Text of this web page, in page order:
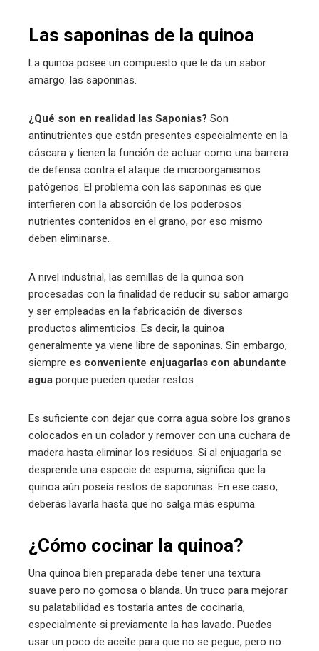
Las saponinas de la quinoa
La quinoa posee un compuesto que le da un sabor
amargo: las saponinas.
¿Qué son en realidad las Saponias? Son
antinutrientes que están presentes especialmente en la
cáscara y tienen la función de actuar como una barrera
de defensa contra el ataque de microorganismos
patógenos. El problema con las saponinas es que
interfieren con la absorción de los poderosos
nutrientes contenidos en el grano, por eso mismo
deben eliminarse.
A nivel industrial, las semillas de la quinoa son
procesadas con la finalidad de reducir su sabor amargo
y ser empleadas en la fabricación de diversos
productos alimenticios. Es decir, la quinoa
generalmente ya viene libre de saponinas. Sin embargo,
siempre es conveniente enjuagarlas con abundante
agua porque pueden quedar restos.
Es suficiente con dejar que corra agua sobre los granos
colocados en un colador y remover con una cuchara de
madera hasta eliminar los residuos. Si al enjuagarla se
desprende una especie de espuma, significa que la
quinoa aún poseía restos de saponinas. En ese caso,
deberás lavarla hasta que no salga más espuma.
¿Cómo cocinar la quinoa?
Una quinoa bien preparada debe tener una textura
suave pero no gomosa o blanda. Un truco para mejorar
su palatabilidad es tostarla antes de cocinarla,
especialmente si previamente la has lavado. Puedes
usar un poco de aceite para que no se pegue, pero no